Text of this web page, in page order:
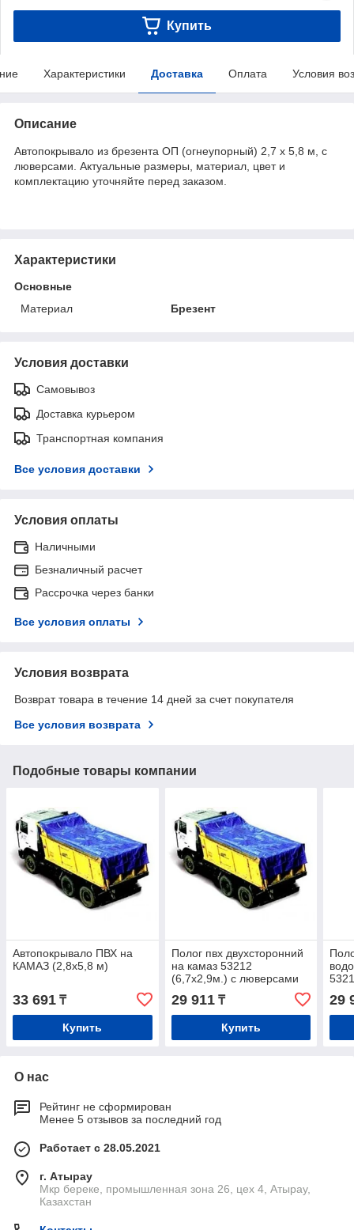
Купить
Характеристики Доставка Оплата Условия
Описание
Автопокрывало из брезента ОП (огнеупорный) 2,7 х 5,8 м, с
люверсами. Актуальные размеры, материал, цвет и
комплектацию уточняйте перед заказом.
Характеристики
Основные
Материал
Брезент
Условия доставки
Самовывоз
Доставка курьером
Транспортная компания
Все условия доставки
Условия оплаты
Наличными
Безналичный расчет
Рассрочка через банки
Все условия оплаты
Условия возврата
Возврат товара в течение 14 дней за счет покупателя
Все условия возврата
Подобные товары компании
Автопокрывало ПВХ на
КАМАЗ (2,8х5,8 м)
33 691 ₸
Купить
Полог пвх двухсторонний
на камаз 53212
(6,7х2,9м.) с люверсами
по периметру
29 911₸
Купить
29
О нас
Рейтинг не сформирован
Менее 5 отзывов за последний год
Работает с 28.05.2021
г. Атырау
Мкр береке, промышленная зона 26, цех 4, Атырау,
Казахстан